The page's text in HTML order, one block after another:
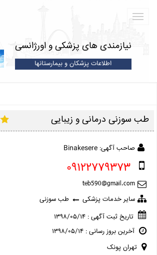
نیازمندی های پزشکی و اورژانسی
اطلاعات پزشکان و بیمارستانها
طب سوزنی درمانی و زیبایی
صاحب آگهی: Binakesere
سایر خدمات پزشکی
طب سوزنی
تاریخ ثبت آگهی : ۱۳۹۸/۰۵/۱۴
آخرین بروز رسانی : ۱۳۹۸/۰۵/۱۴
تهران پونک